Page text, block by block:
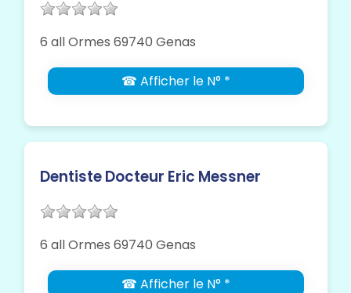
6 all Ormes 69740 Genas
☎ Afficher le N° *
Dentiste Docteur Eric Messner
6 all Ormes 69740 Genas
☎ Afficher le N° *